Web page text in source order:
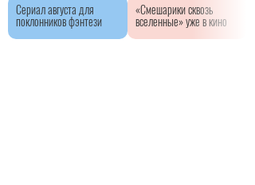
Сериал августа для
поклонников фэнтези
«Смешарики сквозь
вселенные» уже в кино